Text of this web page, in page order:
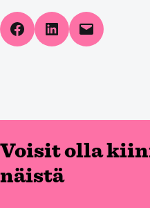
Share on Facebook
Share on LinkedIn
Email this Page
Voisit olla
näistä